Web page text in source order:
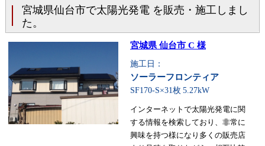
宮城県仙台市で太陽光発電 を販売・施工しまし
た。
宮城県 仙台市 C 様
施工日：
ソーラーフロンティア
SF170-S×31枚 5.27kW
インターネットで太陽光発電に関
する情報を検索しており、非常に
興味を持つ様になり多くの販売店